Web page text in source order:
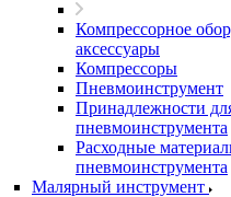
Компрессорное
аксессуары
Компрессоры
Пневмоинструмент
Принадлежности
пневмоинструмента
Расходные
пневмоинструмента
Малярный инструмент